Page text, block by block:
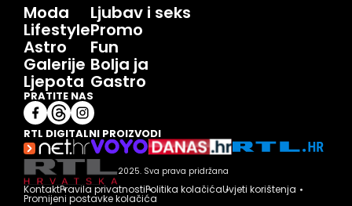
Moda
Lifestyle
Astro
Galerije
Ljepota
Ljubav i seks
Promo
Fun
Bolja ja
Gastro
PRATITE NAS
RTL DIGITALNI PROIZVODI
2025. Sva prava pridržana
KontaktPravila privatnostiPolitika kolačićaUvjeti korištenja
Promijeni postavke kolačića